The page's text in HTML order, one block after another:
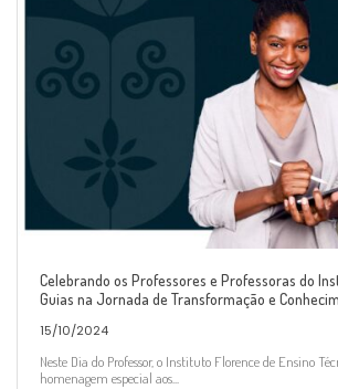
Celebrando os Professores e Professoras do
Guias na Jornada de Transformação e
15/10/2024
Neste Dia do Professor, o Instituto Florence de Ensino
homenagem especial aos...